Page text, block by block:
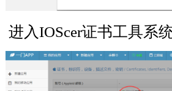
进入IOScer证书工具系